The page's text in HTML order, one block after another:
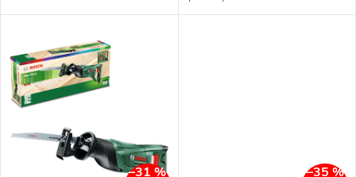
t
ů
ů
–31 % –35 %